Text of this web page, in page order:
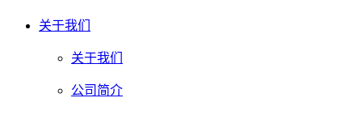
关于我们
关于我们
公司简介